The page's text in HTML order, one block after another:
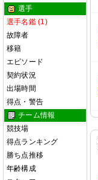
選手
選手名鑑 (1)
故障者
移籍
エピソード
契約状況
出場時間
得点・警告
チーム情報
競技場
得点ランキング
勝ち点推移
年齢構成